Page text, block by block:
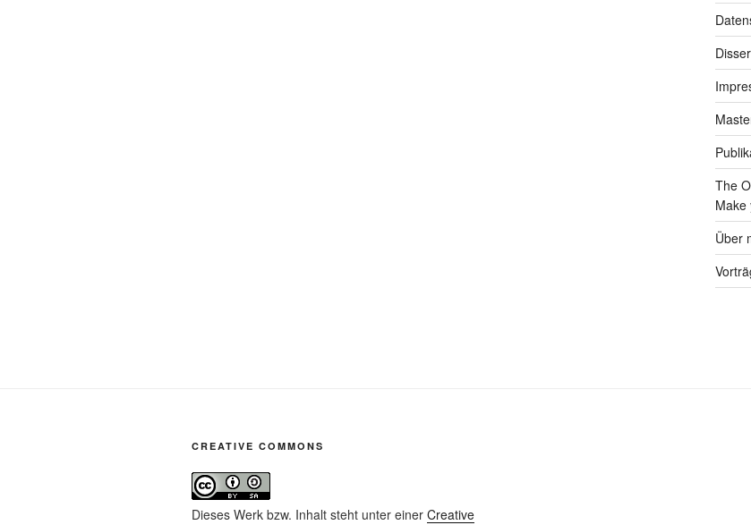
The
Make
Über
CREATIVE COMMONS
Dieses Werk bzw. Inhalt steht unter einer Creative